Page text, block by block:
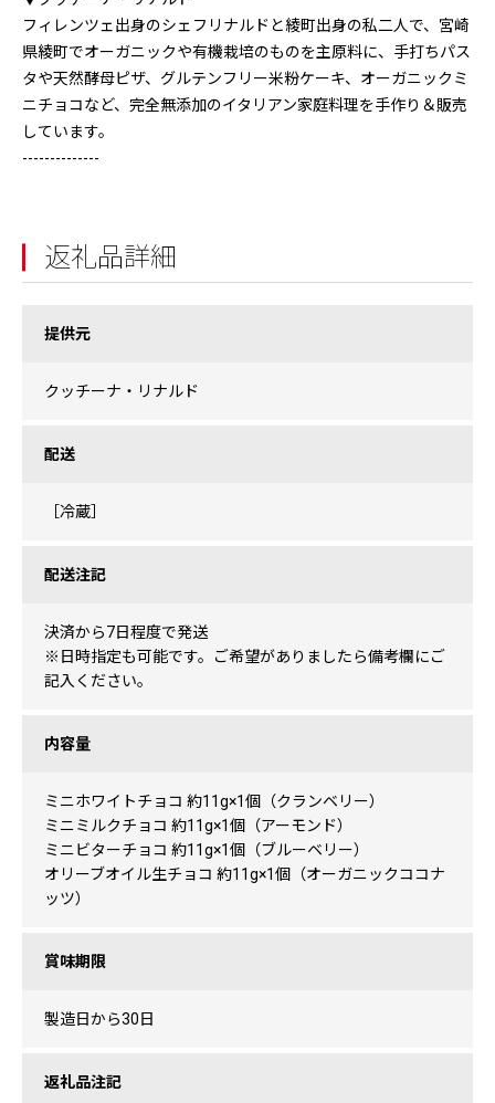
フィレンツェ出身のシェフリナルドと綾町出身の私二人で、宮崎
県綾町でオーガニックや有機栽培のものを主原料に、手打ちパス
タや天然酵母ピザ、グルテンフリー米粉ケーキ、オーガニックミ
ニチョコなど、完全無添加のイタリアン家庭料理を手作り＆販売
しています。
--------------
返礼品詳細
提供元
クッチーナ・リナルド
配送
［冷蔵］
配送注記
決済から7日程度で発送
※日時指定も可能です。ご希望がありましたら備考欄にご
記入ください。
内容量
ミニホワイトチョコ 約11g×1個（クランベリー）
ミニミルクチョコ 約11g×1個（アーモンド）
ミニビターチョコ 約11g×1個（ブルーベリー）
オリーブオイル生チョコ 約11g×1個（オーガニックココナ
ッツ）
賞味期限
製造日から30日
返礼品注記